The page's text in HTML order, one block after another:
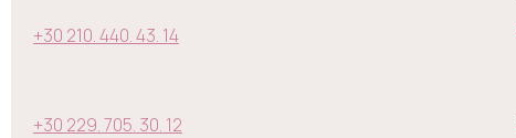
+30 210. 440. 43. 14
+30 229. 705. 30. 12